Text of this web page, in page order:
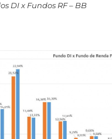
DI x Fundos RF – BB